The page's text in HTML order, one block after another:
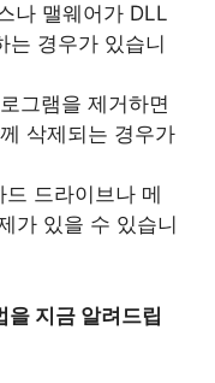
나 맬웨어가 DLL
는 경우가 있습니
그램을 제거하면
삭제되는 경우가
드 드라이브나 메
가 있을 수 있습니
을 지금 알려드립